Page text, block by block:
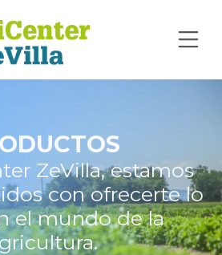
ZeVilla, estamos
con ofrecerte lo
el mundo de la